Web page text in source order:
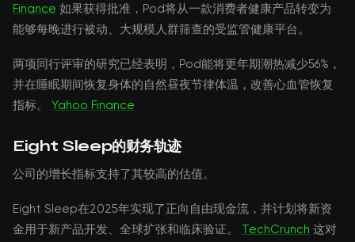
Finance 如果获得批准，Pod将从一款消费者健康产品转变为
能够每晚进行被动、大规模人群筛查的受监管健康平台。
两项同行评审的研究已经表明，Pod能将更年期潮热减少56%，
并在睡眠期间恢复身体的自然昼夜节律体温，改善心血管恢复
指标。 Yahoo Finance
Eight Sleep的财务轨迹
公司的增长指标支持了其较高的估值。
Eight Sleep在2025年实现了正向自由现金流，并计划将新资
金用于新产品开发、全球扩张和临床验证。 TechCrunch 这对